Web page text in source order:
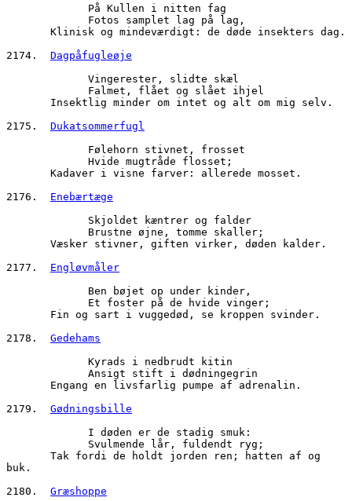
             På Kullen i nitten fag
             Fotos samplet lag på lag,
       Klinisk og mindeværdigt: de døde insekters dag.
2174. Dagpåfugleøje
             Vingerester, slidte skæl
             Falmet, flået og slået ihjel
       Insektlig minder om intet og alt om mig selv.
2175. Dukatsommerfugl
             Følehorn stivnet, frosset
             Hvide mugtråde flosset;
       Kadaver i visne farver: allerede mosset.
2176. Enebærtæge
             Skjoldet kæntrer og falder
             Brustne øjne, tomme skaller;
       Væsker stivner, giften virker, døden kalder.
2177. Engløvmåler
             Ben bøjet op under kinder,
             Et foster på de hvide vinger;
       Fin og sart i vuggedød, se kroppen svinder.
2178. Gedehams
             Kyrads i nedbrudt kitin
             Ansigt stift i dødningegrin
       Engang en livsfarlig pumpe af adrenalin.
2179. Gødningsbille
             I døden er de stadig smuk:
             Svulmende lår, fuldendt ryg;
buk.
2180. Græshoppe